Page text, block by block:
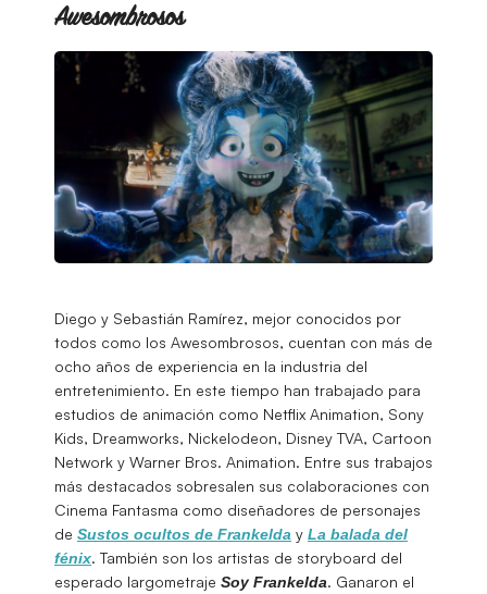
Awesombrosos
Diego y Sebastián Ramírez, mejor conocidos por
todos como los Awesombrosos, cuentan con más de
ocho años de experiencia en la industria del
entretenimiento. En este tiempo han trabajado para
estudios de animación como Netflix Animation, Sony
Kids, Dreamworks, Nickelodeon, Disney TVA, Cartoon
Network y Warner Bros. Animation. Entre sus trabajos
más destacados sobresalen sus colaboraciones con
Cinema Fantasma como diseñadores de personajes
de Sustos ocultos de Frankelda y La balada del
fénix. También son los artistas de storyboard del
esperado largometraje Soy Frankelda. Ganaron el